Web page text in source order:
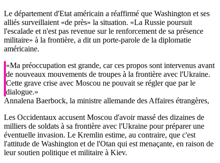
Le département d'Etat américain a réaffirmé que Washington et ses
alliés surveillaient «de près» la situation. «La Russie poursuit
l'escalade et n'est pas revenue sur le renforcement de sa présence
militaire» à la frontière, a dit un porte-parole de la diplomatie
américaine.
«Ma préoccupation est grande, car ces propos sont intervenus avant
de nouveaux mouvements de troupes à la frontière avec l'Ukraine.
Cette grave crise avec Moscou ne pouvait se régler que par le
dialogue.»
Annalena Baerbock, la ministre allemande des Affaires étrangères,
Les Occidentaux accusent Moscou d'avoir massé des dizaines de
milliers de soldats à sa frontière avec l'Ukraine pour préparer une
éventuelle invasion. Le Kremlin estime, au contraire, que c'est
l'attitude de Washington et de l'Otan qui est menaçante, en raison de
leur soutien politique et militaire à Kiev.